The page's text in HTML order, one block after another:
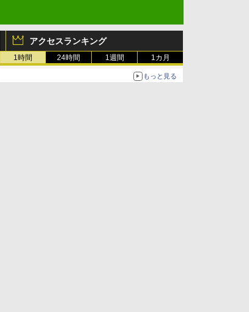
アクセスランキング
1時間 24時間 1週間 1カ月
もっと見る